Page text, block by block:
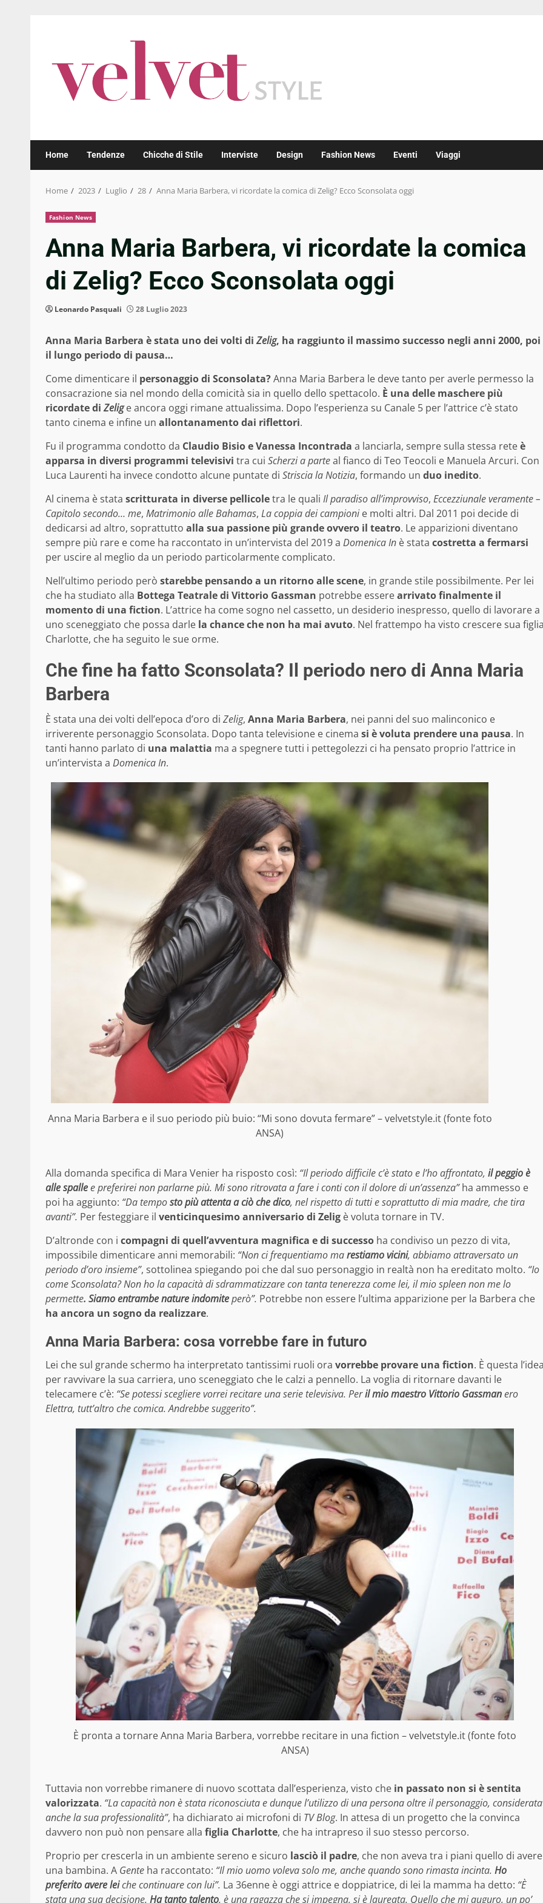
Home Tendenze Chicche di Stile Interviste Design Fashion News Eventi Viaggi
Home 2023 Luglio 28 Anna Maria Barbera, vi ricordate la comica di Zelig? Ecco Sconsolata oggi
Fashion News
Anna Maria Barbera, vi ricordate la comica
di Zelig? Ecco Sconsolata oggi
Leonardo Pasquali 28 Luglio 2023
Anna Maria Barbera è stata uno dei volti diZelig, ha raggiunto il massimo successo negli anni 2000, poi
il lungo periodo di pausa…
Come dimenticare il personaggio di Sconsolata?Anna Maria Barbera le deve tanto per averle permesso la
consacrazione sia nel mondo della comicità sia in quello dello spettacolo. È una delle maschere più
ricordate diZelige ancora oggi rimane attualissima. Dopo l’esperienza su Canale 5 per l’attrice c’è stato
tanto cinema e infine un allontanamento dai riflettori.
Fu il programma condotto da Claudio Bisioe Vanessa Incontrada a lanciarla, sempre sulla stessa reteè
apparsa in diversi programmi televisivi tra cui Scherzi a parteal fianco di Teo Teocoli e Manuela Arcuri. Con
Luca Laurenti ha invece condotto alcune puntate di Striscia la Notizia, formando un duo inedito.
Al cinema è stata scritturata in diverse pellicoletra le quali Il paradiso all’improvviso, Eccezziunale veramente –
Capitolo secondo… me, Matrimonio alle Bahamas, La coppia dei campioni e molti altri. Dal 2011 poi decide di
dedicarsi ad altro, soprattutto alla sua passione più grande ovvero il teatro. Le apparizioni diventano
sempre più rare e come ha raccontato in un’intervista del 2019 a Domenica In è stata costretta a fermarsi
per uscire al meglio da un periodo particolarmente complicato.
Nell’ultimo periodo però starebbe pensando a un ritorno alle scene, in grande stile possibilmente. Per lei
che ha studiato alla Bottega Teatrale di Vittorio Gassman potrebbe esserearrivato finalmente il
momento di una fiction. L’attrice ha come sogno nel cassetto, un desiderio inespresso, quello di lavorare a
uno sceneggiato che possa darle la chance che non ha mai avuto. Nel frattempo ha visto crescere sua
Charlotte, che ha seguito le sue orme.
Che fine ha fatto Sconsolata? Il periodo nero di Anna Maria
Barbera
È stata una dei volti dell’epoca d’oro di Zelig, Anna Maria Barbera, nei panni del suo malinconico e
irriverente personaggio Sconsolata. Dopo tanta televisione e cinema si è voluta prendere una pausa. In
tanti hanno parlato di una malattia ma a spegnere tutti i pettegolezzi ci ha pensato proprio l’attrice in
un’intervista a Domenica In.
Anna Maria Barbera e il suo periodo più buio: “Mi sono dovuta fermare” – velvetstyle.it (fonte foto
ANSA)
Alla domanda specifica di Mara Venier ha risposto così: “Il periodo difficile c’è stato e l’ho affrontato, il peggio è
alle spallee preferirei non parlarne più. Mi sono ritrovata a fare i conti con il dolore di un’assenza”ha ammesso e
poi ha aggiunto: “Da temposto più attenta a ciò che dico, nel rispetto di tutti e soprattutto di mia madre, che tira
avanti”. Per festeggiare il venticinquesimo anniversario di Zelig è voluta tornare in TV.
D’altronde con i compagni di quell’avventura magnifica e di successo ha condiviso un pezzo di vita,
impossibile dimenticare anni memorabili: “Non ci frequentiamo marestiamo vicini, abbiamo attraversato un
periodo d’oro insieme”, sottolinea spiegando poi che dal suo personaggio in realtà non ha ereditato molto. “Io
come Sconsolata? Non ho la capacità di sdrammatizzare con tanta tenerezza come lei, il mio spleen non me lo
permette. Siamo entrambe nature indomiteperò”. Potrebbe non essere l’ultima apparizione per la Barbera che
ha ancora un sogno da realizzare.
Anna Maria Barbera: cosa vorrebbe fare in futuro
Lei che sul grande schermo ha interpretato tantissimi ruoli ora vorrebbe provare una fiction. È questa
per ravvivare la sua carriera, uno sceneggiato che le calzi a pennello. La voglia di ritornare davanti le
telecamere c’è: “Se potessi scegliere vorrei recitare una serie televisiva. Peril mio maestro Vittorio Gassmanero
Elettra, tutt’altro che comica. Andrebbe suggerito”.
È pronta a tornare Anna Maria Barbera, vorrebbe recitare in una fiction – velvetstyle.it (fonte foto
ANSA)
Tuttavia non vorrebbe rimanere di nuovo scottata dall’esperienza, visto che in passato non si è sentita
valorizzata. “La capacità non è stata riconosciuta e dunque l’utilizzo di una persona oltre il personaggio, considerata
anche la sua professionalità”, ha dichiarato ai microfoni di TV Blog. In attesa di un progetto che la convinca
davvero non può non pensare alla figlia Charlotte, che ha intrapreso il suo stesso percorso.
Proprio per crescerla in un ambiente sereno e sicuro lasciò il padre, che non aveva tra i piani quello di avere
una bambina. A Gente ha raccontato: “Il mio uomo voleva solo me, anche quando sono rimasta incinta. Ho
preferito avere leiche continuare con lui”. La 36enne è oggi attrice e doppiatrice, di lei la mamma ha detto: “È
stata una sua decisione. Ha tanto talento, è una ragazza che si impegna, si è laureata. Quello che mi auguro, un po’